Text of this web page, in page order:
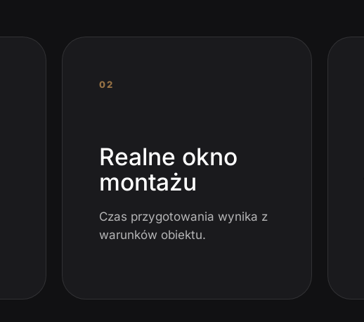
02
Realne okno
montażu
Czas przygotowania wynika z
warunków obiektu.